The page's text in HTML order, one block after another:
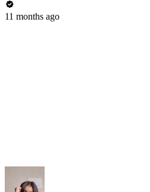
11 months ago